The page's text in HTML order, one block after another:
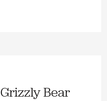
Grizzly Bear